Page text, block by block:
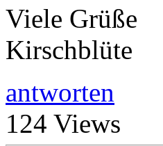
Viele Grüße
Kirschblüte
antworten
124 Views